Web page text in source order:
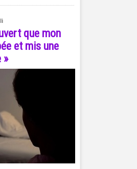
que mon
et mis une
»